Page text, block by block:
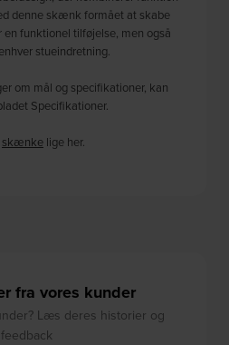
denne skænk formået at skabe
en funktionel tilføjelse, men også
stueindretning.
om mål og specifikationer, kan
Specifikationer.
skænke lige her.
fra vores kunder
Læs deres historier og
feedback